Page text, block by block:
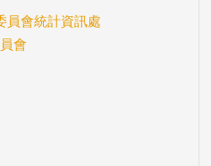
員會統計資訊處
會